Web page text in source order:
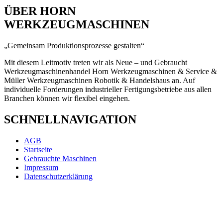
ÜBER HORN
WERKZEUGMASCHINEN
„Gemeinsam Produktionsprozesse gestalten“
Mit diesem Leitmotiv treten wir als Neue – und Gebraucht
Werkzeugmaschinenhandel Horn Werkzeugmaschinen & Service &
Müller Werkzeugmaschinen Robotik & Handelshaus an. Auf
individuelle Forderungen industrieller Fertigungsbetriebe aus allen
Branchen können wirflexibel eingehen.
SCHNELLNAVIGATION
AGB
Startseite
Gebrauchte Maschinen
Impressum
Datenschutzerklärung